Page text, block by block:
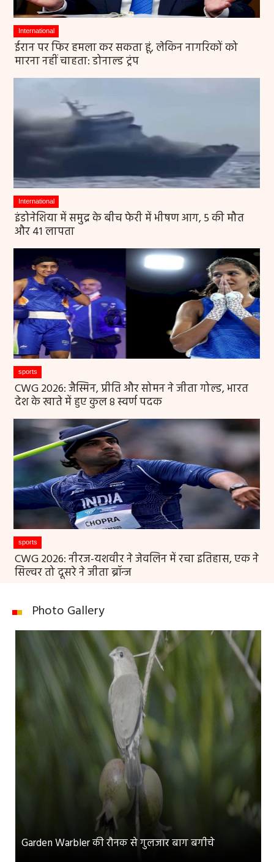
International
ईरान पर फिर हमला कर सकता हूं, लेकिन नागरिकों को
मारना नहीं चाहता: डोनाल्ड ट्रंप
International
इंडोनेशिया में समुद्र के बीच फेरी में भीषण आग, 5 की मौत
और 41 लापता
sports
CWG 2026: जैस्मिन, प्रीति और सोमन ने जीता गोल्ड, भारत
देश के खाते में हुए कुल 8 स्वर्ण पदक
sports
CWG 2026: नीरज-यशवीर ने जेवलिन में रचा इतिहास, एक ने
सिल्वर तो दूसरे ने जीता ब्रॉन्ज
Photo Gallery
Garden Warbler की रौनक से गुलजार बाग बगीचे